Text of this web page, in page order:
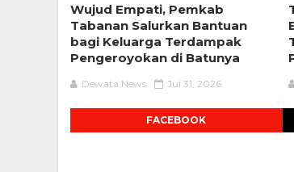
Wujud Empati, Pemkab
Tabanan Salurkan Bantuan
bagi Keluarga Terdampak
Pengeroyokan di Batunya
Dewata News Jul 31, 2026
FACEBOOK